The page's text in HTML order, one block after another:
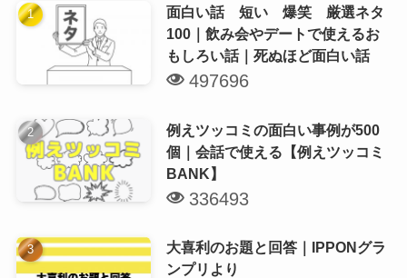
面白い話 短い 爆笑 厳選ネタ
100｜飲み会やデートで使えるお
もしろい話｜死ぬほど面白い話
497696
例えツッコミの面白い事例が500
個｜会話で使える【例えツッコミ
BANK】
336493
大喜利のお題と回答｜IPPONグラ
ンプリより